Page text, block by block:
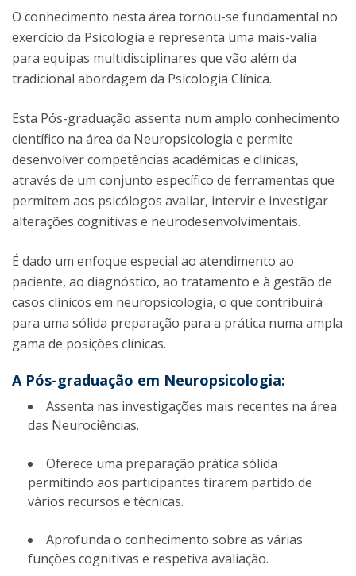
O conhecimento nesta área tornou-se fundamental no
exercício da Psicologia e representa uma mais-valia
para equipas multidisciplinares que vão além da
tradicional abordagem da Psicologia Clínica.
Esta Pós-graduação assenta num amplo conhecimento
científico na área da Neuropsicologia e permite
desenvolver competências académicas e clínicas,
através de um conjunto específico de ferramentas que
permitem aos psicólogos avaliar, intervir e investigar
alterações cognitivas e neurodesenvolvimentais.
É dado um enfoque especial ao atendimento ao
paciente, ao diagnóstico, ao tratamento e à gestão de
casos clínicos em neuropsicologia, o que contribuirá
para uma sólida preparação para a prática numa ampla
gama de posições clínicas.
A Pós-graduação em Neuropsicologia:
Assenta nas investigações mais recentes na área
das Neurociências.
Oferece uma preparação prática sólida
permitindo aos participantes tirarem partido de
vários recursos e técnicas.
Aprofunda o conhecimento sobre as várias
funções cognitivas e respetiva avaliação.